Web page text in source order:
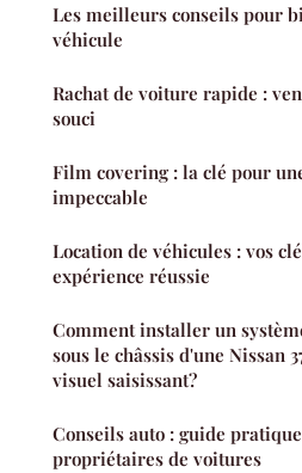
Les meilleurs conseils pour
véhicule
Rachat de voiture rapide :
souci
Film covering : la clé pour
impeccable
Location de véhicules : vos
expérience réussie
Comment installer un
sous le châssis d'une Nissan
visuel saisissant?
Conseils auto : guide
propriétaires de voitures